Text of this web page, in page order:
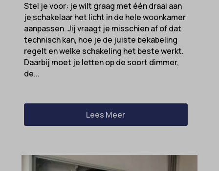
Stel je voor: je wilt graag met één draai aan
je schakelaar het licht in de hele woonkamer
aanpassen. Jij vraagt je misschien af of dat
technisch kan, hoe je de juiste bekabeling
regelt en welke schakeling het beste werkt.
Daarbij moet je letten op de soort dimmer,
de...
Lees Meer